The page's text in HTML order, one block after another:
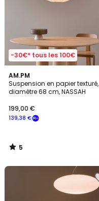
-30€* tous les 100€
AM.PM
Suspension en papier texturé,
diamètre 68 cm, NASSAH
139,38 €
199,00 €
5
/
5
5
/